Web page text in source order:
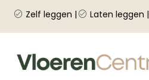
Zelf leggen | Laten leggen |